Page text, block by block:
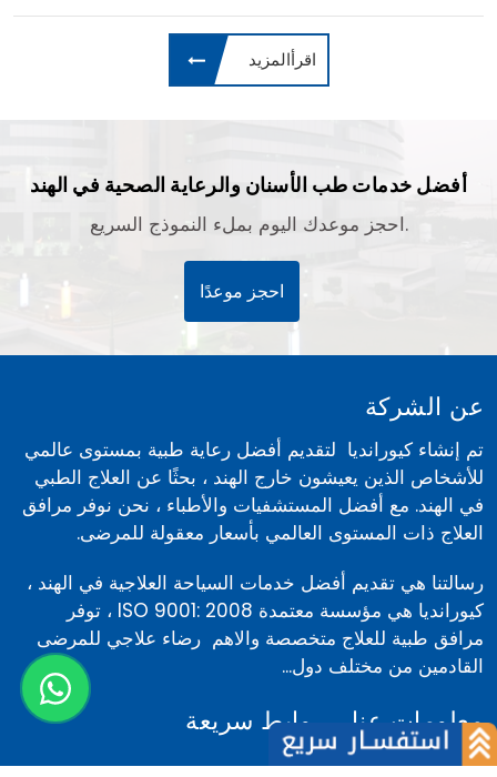
اقرأالمزيد
أفضل خدمات طب الأسنان والرعاية الصحية في الهند
احجز موعدك اليوم بملء النموذج السريع.
احجز موعدًا
عن الشركة
تم إنشاء كيورانديا لتقديم أفضل رعاية طبية بمستوى عالمي
للأشخاص الذين يعيشون خارج الهند ، بحثًا عن العلاج الطبي
في الهند. مع أفضل المستشفيات والأطباء ، نحن نوفر مرافق
العلاج ذات المستوى العالمي بأسعار معقولة للمرضى.
رسالتنا هي تقديم أفضل خدمات السياحة العلاجية في الهند ،
كيورانديا هي مؤسسة معتمدة ISO 9001: 2008 ، توفر
مرافق طبية للعلاج متخصصة والاهم رضاء علاجي للمرضى
القادمين من مختلف دول...
معلومات عنا
عن الشركة
روابط سريعة
أخبار